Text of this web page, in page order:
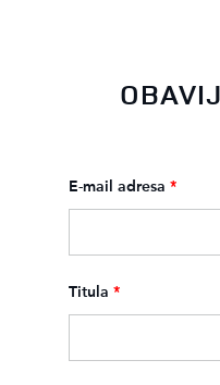
E-mail adresa *
Titula *